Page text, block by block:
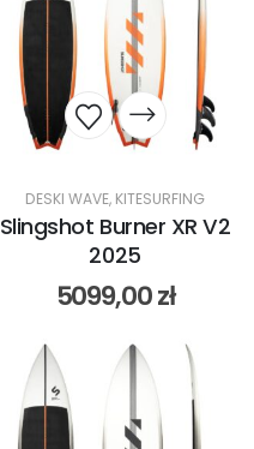
DESKI WAVE, KITESURFING
Slingshot Burner XR V2
2025
5099,00zł